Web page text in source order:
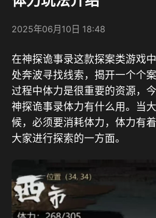
2025年06月10日 18:48
在神探诡事录这款探案类游戏
处奔波寻找线索，揭开一个个
过程中体力是很重要的资源，
神探诡事录体力有什么用。当
候，必须要消耗体力，体力有
大家进行探索的一方面。